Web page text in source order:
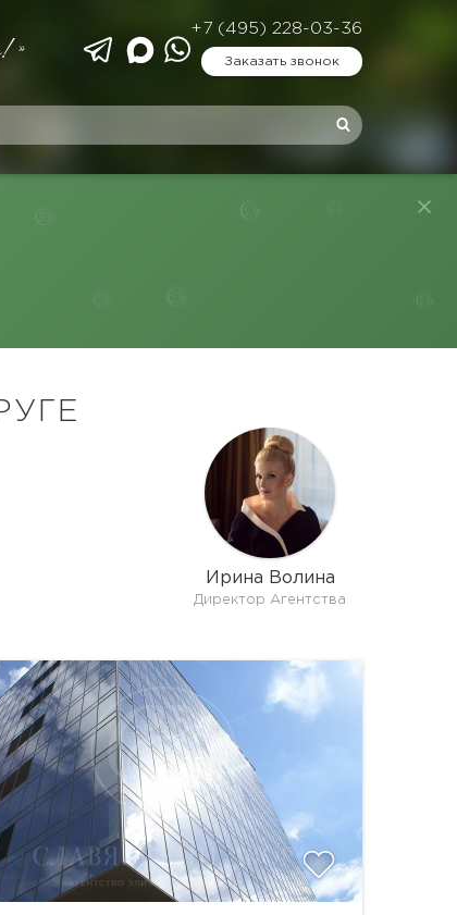
+7 (495) 228-03-36
Заказать звонок
Ирина Волина
Директор Агентства